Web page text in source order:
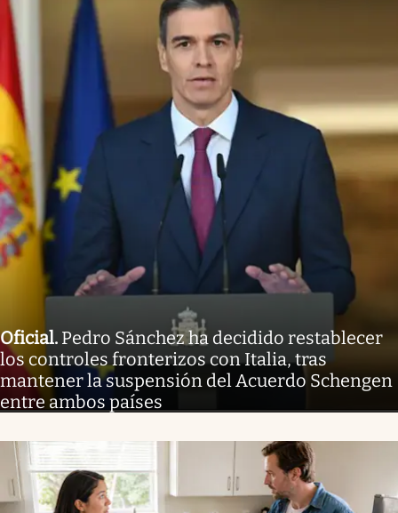
Oficial. Pedro Sánchez ha decidido restablecer
los controles fronterizos con Italia, tras
mantener la suspensión del Acuerdo Schengen
entre ambos países